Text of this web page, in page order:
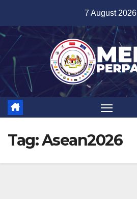
content
7 August 2026
Tag:Asean2026